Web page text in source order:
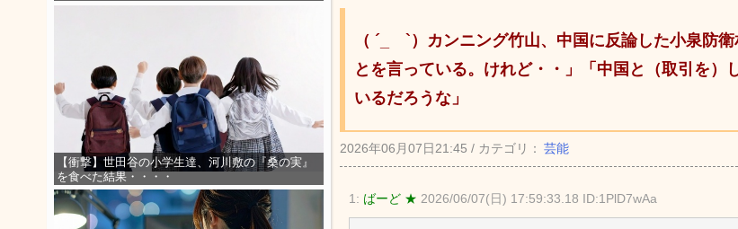
【衝撃】世田谷の小学生達、河川敷の『桑の実』
を食べた結果・・・・
（ ´_ゝ`）カンニング竹山、中国に反論した小泉防
とを言っている。けれど・・」「中国と（取引を）
いるだろうな」
2026年06月07日21:45 / カテゴリ： 芸能
1: ばーど ★ 2026/06/07(日) 17:59:33.18 ID:1PlD7wAa